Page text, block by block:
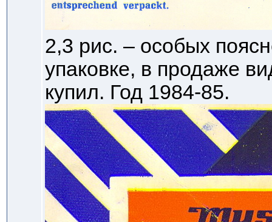
2,3 рис. – особых
упаковке, в продаже
купил. Год 1984-85.